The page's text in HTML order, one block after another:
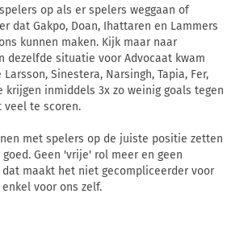
op als er spelers weggaan of
dat Gakpo, Doan, Ihattaren en Lammers
kunnen maken. Kijk maar naar
dezelfde situatie voor Advocaat kwam
Sinestera, Narsingh, Tapia, Fer,
krijgen inmiddels 3x zo weinig goals tegen
veel te scoren.
met spelers op de juiste positie zetten
Geen 'vrije' rol meer en geen
maakt het niet gecompliceerder voor
voor ons zelf.